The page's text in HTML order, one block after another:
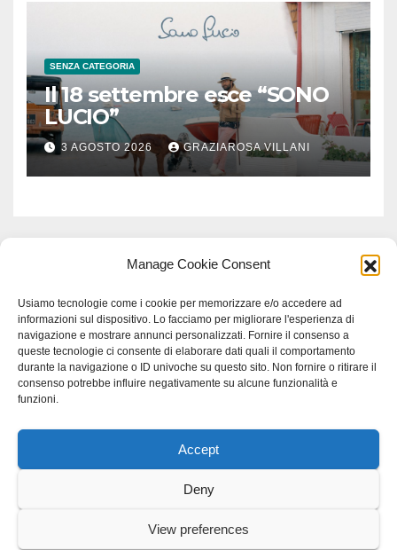
Manage Cookie Consent
Usiamo tecnologie come i cookie per memorizzare e/o accedere ad
informazioni sul dispositivo. Lo facciamo per migliorare l'esperienza di
navigazione e mostrare annunci personalizzati. Fornire il consenso a
queste tecnologie ci consente di elaborare dati quali il comportamento
durante la navigazione o ID univoche su questo sito. Non fornire o ritirare il
consenso potrebbe influire negativamente su alcune funzionalità e
funzioni.
Accept
Deny
View preferences
SENZA CATEGORIA
Il 18 settembre esce “SONO
LUCIO”
3 AGOSTO 2026 GRAZIAROSA VILLANI
Proudly powered by WordPress|Tema: Newspaperex di
Scienzastudio specialistico bracciano